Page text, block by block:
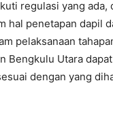
regulasi yang ada,
hal penetapan dapil
pelaksanaan
Bengkulu Utara
dengan yang